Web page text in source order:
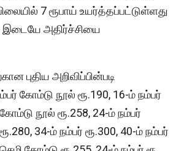
7 ரூபாய் உயர்த்தப்பட்டுள்ளது
அதிர்ச்சியை
புதிய அறிவிப்பின்படி
கோம்டு நூல் ரூ.190, 16-ம் நம்பர்
நூல் ரூ.258, 24-ம் நம்பர்
34-ம் நம்பர் ரூ.300, 40-ம் நம்பர்